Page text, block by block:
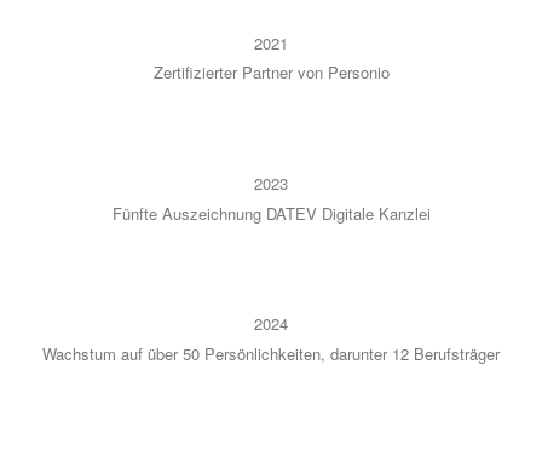
2021
Zer­ti­fi­zier­ter Part­ner von Per­so­nio
2023
Fünf­te Aus­zeich­nung DATEV Digi­ta­le Kanz­lei
2024
Wachs­tum auf über 50 Per­sön­lich­kei­ten, dar­un­ter 12 Berufs­trä­ger